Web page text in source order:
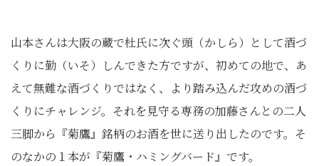
山本さんは大阪の蔵で杜氏に次ぐ頭（かしら）として酒づ
くりに勤（いそ）しんできた方ですが、初めての地で、あ
えて無難な酒づくりではなく、より踏み込んだ攻めの酒づ
くりにチャレンジ。それを見守る専務の加藤さんとの二人
三脚から『菊鷹』銘柄のお酒を世に送り出したのです。そ
のなかの１本が『菊鷹・ハミングバード』です。